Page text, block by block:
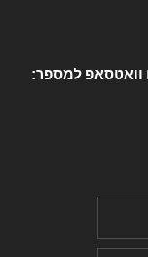
וואטסאפ למספר: